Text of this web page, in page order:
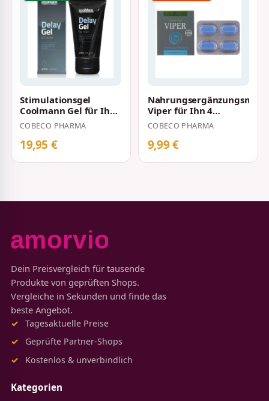
Stimulationsgel
Coolmann Gel für Ihn
40 ml
COBECO PHARMA
19,95 €
Viper für Ihn 4
Tabletten
COBECO PHARMA
9,99 €
Dein Preisvergleich für tausende
Produkte von geprüften Shops.
Vergleiche in Sekunden und finde das
beste Angebot.
Tagesaktuelle Preise
Geprüfte Partner-Shops
Kostenlos & unverbindlich
Kategorien